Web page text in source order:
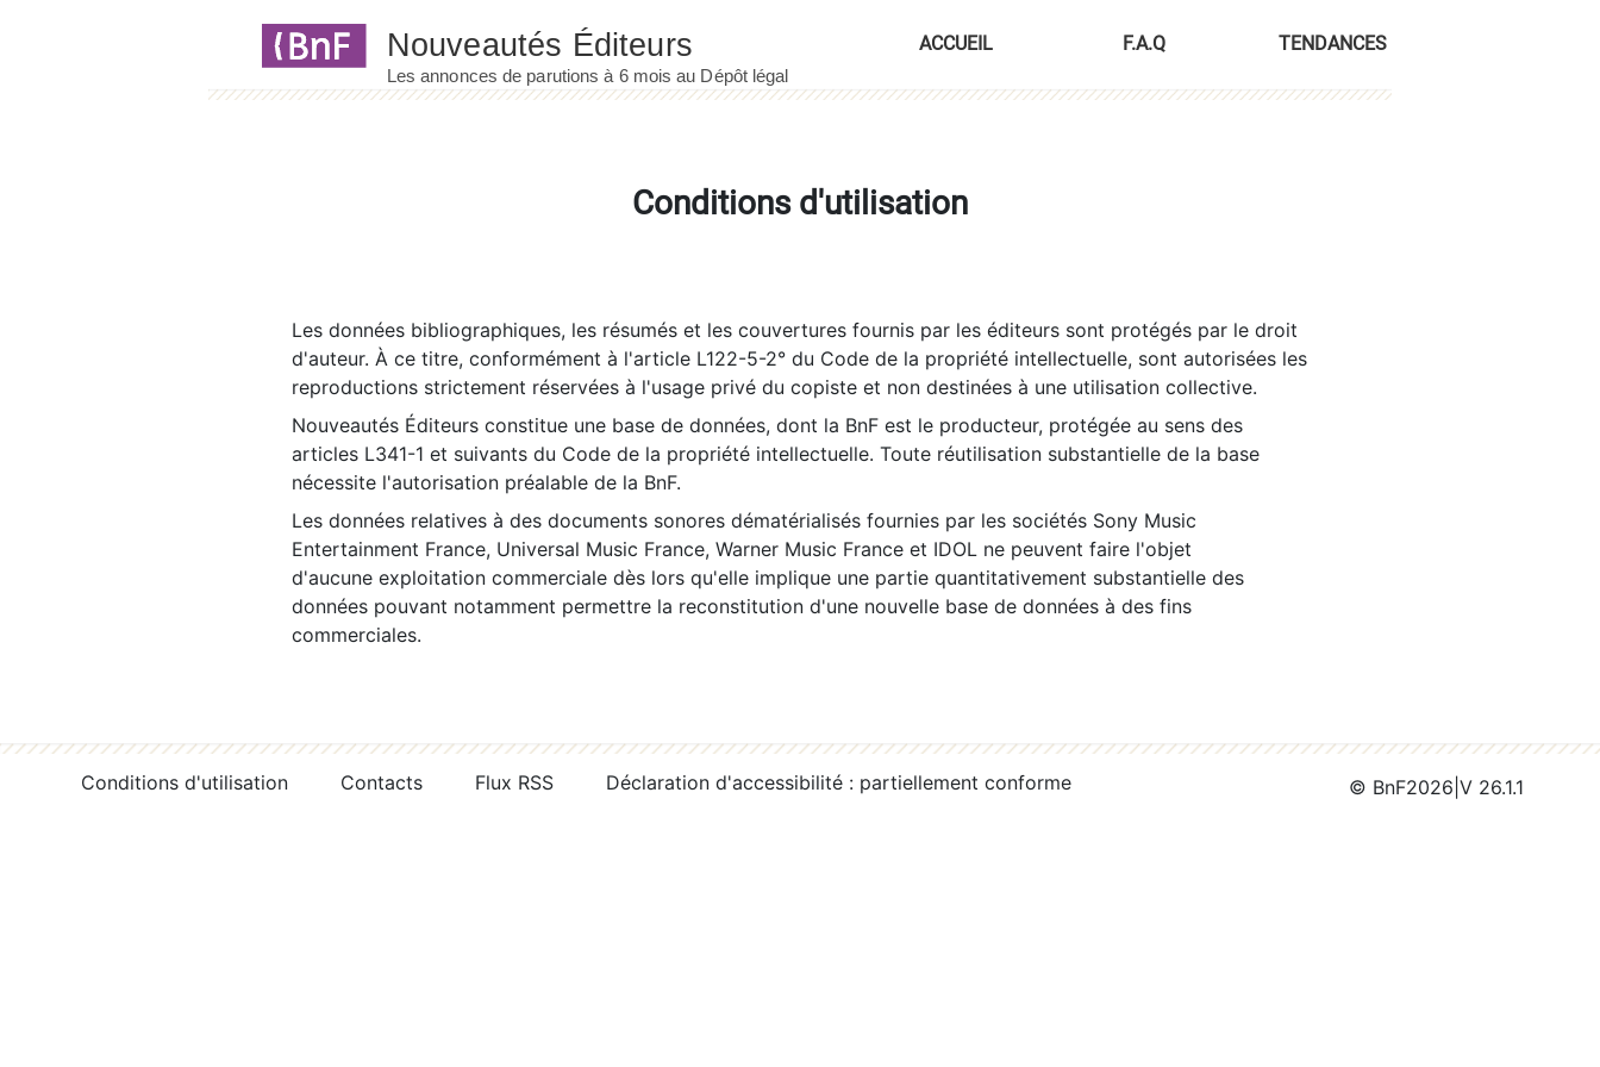
ACCUEIL F.A.Q TENDANCES
Conditions d'utilisation
Les données bibliographiques, les résumés et les couvertures fournis par les éditeurs sont protégés par le droit
d'auteur. À ce titre, conformément à l'article L122-5-2° du Code de la propriété intellectuelle, sont autorisées les
reproductions strictement réservées à l'usage privé du copiste et non destinées à une utilisation collective.
Nouveautés Éditeurs constitue une base de données, dont la BnF est le producteur, protégée au sens des
articles L341-1 et suivants du Code de la propriété intellectuelle. Toute réutilisation substantielle de la base
nécessite l'autorisation préalable de la BnF.
Les données relatives à des documents sonores dématérialisés fournies par les sociétés Sony Music
Entertainment France, Universal Music France, Warner Music France et IDOL ne peuvent faire l'objet
d'aucune exploitation commerciale dès lors qu'elle implique une partie quantitativement substantielle des
données pouvant notamment permettre la reconstitution d'une nouvelle base de données à des fins
commerciales.
Conditions d'utilisation Contacts Flux RSS Déclaration d'accessibilité : partiellement conforme © BnF2026 V 26.1.1